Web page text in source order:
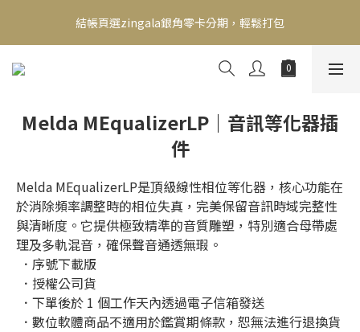
新會員送500！滿額最高回饋2000，刷卡最高12期零利率，馬上了
解👉
結帳頁選zingala銀角零卡分期，輕鬆打包
新會員送500！滿額最高回饋2000，刷卡最高12期零利率，馬上了
Melda MEqualizerLP｜音訊等化器插
件
Melda MEqualizerLP是頂級線性相位等化器，核心功能在
於消除頻率調整時的相位失真，完美保留音訊時域完整性
與清晰度。它提供極致精準的音質雕塑，特別適合母帶處
理及多軌混音，確保聲音通透無瑕。
．序號下載版
．授權公司貨
．下單後於 1 個工作天內透過電子信箱發送
．數位軟體商品不適用於鑑賞期條款，恕無法進行退換貨